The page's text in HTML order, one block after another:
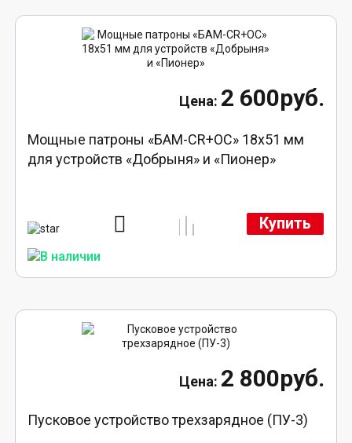
2 600руб.
Мощные патроны «БАМ-CR+ОС» 18х51 мм
для устройств «Добрыня» и «Пионер»
Купить
2 800руб.
Пусковое устройство трехзарядное (ПУ-3)